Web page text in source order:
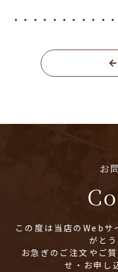
・・・・・・・・・・
お
この度は当店のWebサ
がと
お急ぎのご注文やご
せ・お申し